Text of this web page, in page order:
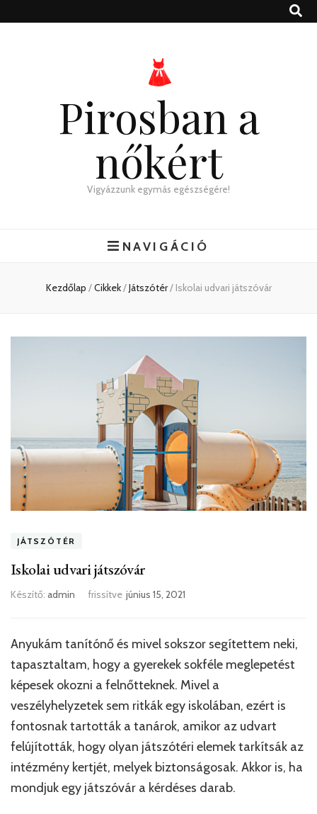
Pirosban a
nőkért
Vigyázzunk egymás egészségére!
NAVIGÁCIÓ
Kezdőlap /Cikkek/Játszótér/ Iskolai udvari játszóvár
JÁTSZÓTÉR
Iskolai udvari játszóvár
Készítő: admin frissítve június 15, 2021
Anyukám tanítónő és mivel sokszor segítettem neki,
tapasztaltam, hogy a gyerekek sokféle meglepetést
képesek okozni a felnőtteknek. Mivel a
veszélyhelyzetek sem ritkák egy iskolában, ezért is
fontosnak tartották a tanárok, amikor az udvart
felújították, hogy olyan játszótéri elemek tarkítsák az
intézmény kertjét, melyek biztonságosak. Akkor is, ha
mondjuk egy játszóvár a kérdéses darab.